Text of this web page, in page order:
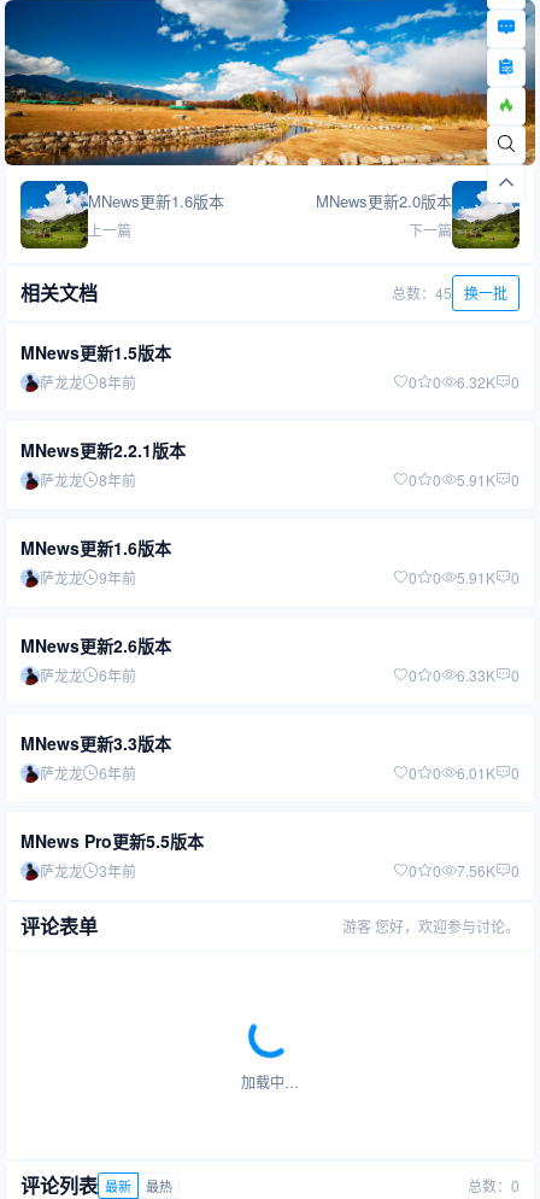
MNews更新1.6版本
上一篇
MNews更新2.0版本
下一篇
相关文档 总数：45 换一批
MNews更新1.5版本
萨龙龙 8年前 0 0 6.32K 0
MNews更新2.2.1版本
萨龙龙 8年前 0 0 5.91K 0
MNews更新1.6版本
萨龙龙 9年前 0 0 5.91K 0
MNews更新2.6版本
萨龙龙 6年前 0 0 6.33K 0
MNews更新3.3版本
萨龙龙 6年前 0 0 6.01K 0
MNews Pro更新5.5版本
萨龙龙 3年前 0 0 7.56K 0
评论表单 游客 您好，欢迎参与讨论。
加载中…
评论列表 最新 最热 总数：0